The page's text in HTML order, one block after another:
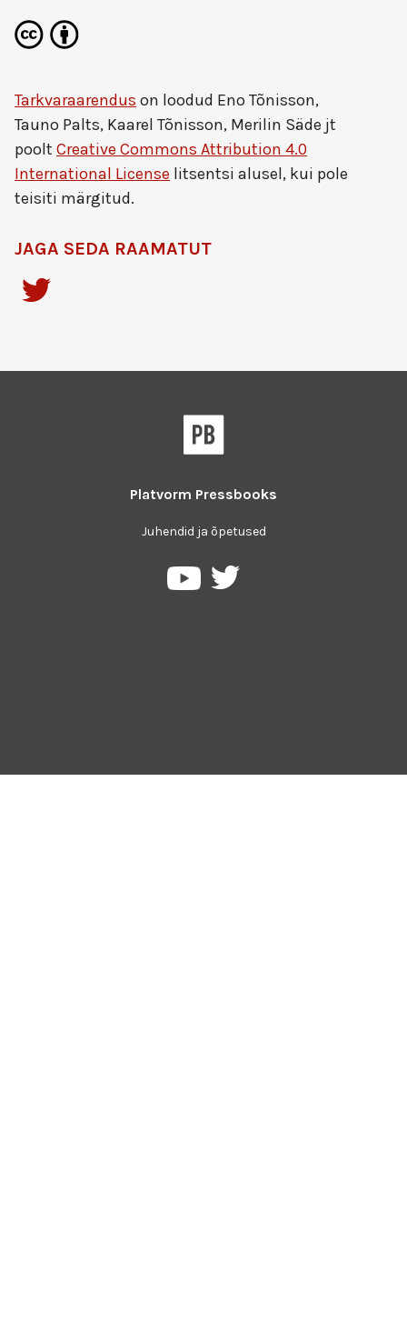
Tarkvaraarendus on loodud Eno Tõnisson,
Tauno Palts, Kaarel Tõnisson, Merilin Säde jt
poolt Creative Commons Attribution 4.0
International License litsentsi alusel, kui pole
teisiti märgitud.
JAGA SEDA RAAMATUT
Platvorm Pressbooks
Juhendid ja õpetused
PressbooksPressbooks